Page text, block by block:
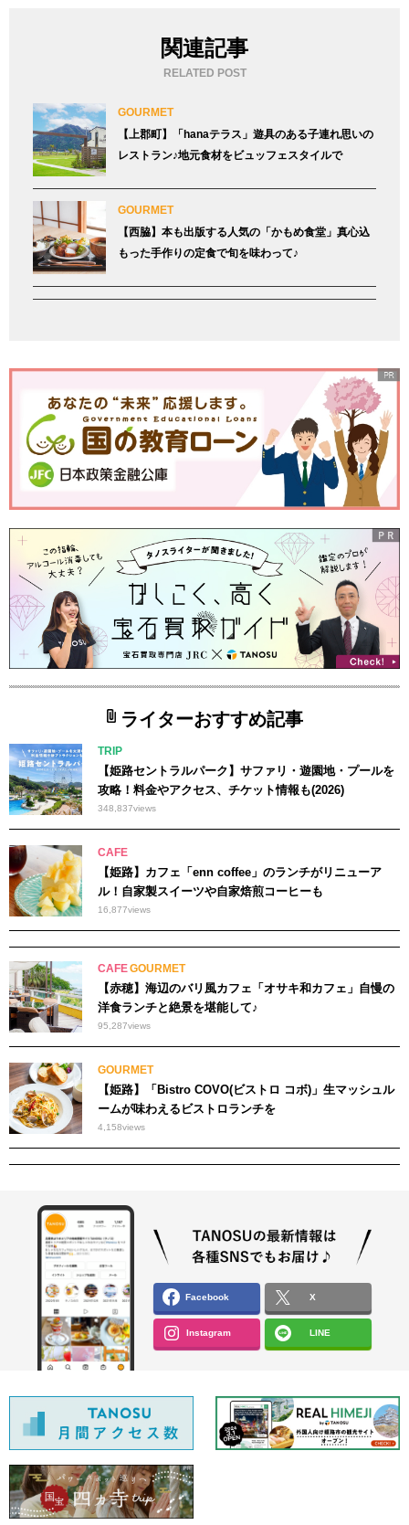
関連記事
RELATED POST
GOURMET
【上郡町】「hanaテラス」遊具のある子連れ思いの
レストラン♪地元食材をビュッフェスタイルで
GOURMET
【西脇】本も出版する人気の「かもめ食堂」真心込
もった手作りの定食で旬を味わって♪
ライターおすすめ記事
TRIP
【姫路セントラルパーク】サファリ・遊園地・プールを
攻略！料金やアクセス、チケット情報も(2026)
348,837views
CAFE
【姫路】カフェ「enn coffee」のランチがリニューア
ル！自家製スイーツや自家焙煎コーヒーも
16,877views
CAFEGOURMET
【赤穂】海辺のバリ風カフェ「オサキ和カフェ」自慢の
洋食ランチと絶景を堪能して♪
95,287views
GOURMET
【姫路】「Bistro COVO(ビストロ コボ)」生マッシュル
ームが味わえるビストロランチを
4,158views
Facebook X
Instagram LINE